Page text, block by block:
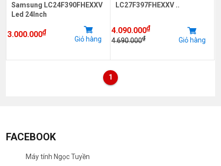
Samsung LC24F390FHEXXV
Led 24Inch
3.000.000₫
Giỏ hàng
LC27F397FHEXXV ..
4.090.000₫
4.690.000₫ Giỏ hàng
1
FACEBOOK
Máy tính Ngọc Tuyền